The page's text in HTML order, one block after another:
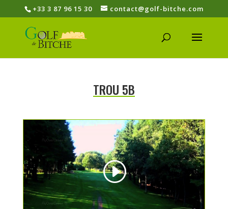
+33 3 87 96 15 30 contact@golf-bitche.com
TROU 5B